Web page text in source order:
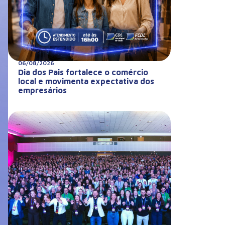
06/08/2026
Dia dos Pais fortalece o comércio
local e movimenta expectativa dos
empresários